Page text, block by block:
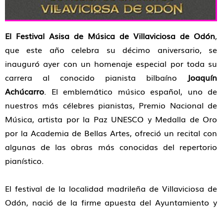
El Festival Asisa de Música de Villaviciosa de Odón,
que este año celebra su décimo aniversario, se
inauguró ayer con un homenaje especial por toda su
carrera al conocido pianista bilbaíno
Joaquín
Achúcarro. El emblemático músico español, uno de
nuestros más célebres pianistas, Premio Nacional de
Música, artista por la Paz UNESCO y Medalla de Oro
por la Academia de Bellas Artes, ofreció un recital con
algunas de las obras más conocidas del repertorio
pianístico.
El festival de la localidad madrileña de Villaviciosa de
Odón, nació de la firme apuesta del Ayuntamiento y